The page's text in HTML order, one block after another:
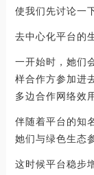
使我们先讨论一
去中心化平台的
一开始时，她们
样合作方参加进
多边合作网络效
伴随着平台的知
她们与绿色生态
这时候平台稳步